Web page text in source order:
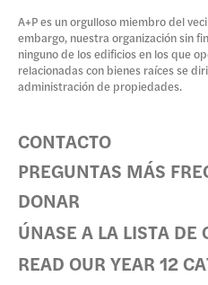
A+P es un orgulloso miembro del
embargo, nuestra organización sin
ninguno de los edificios en los que
relacionadas con bienes raíces se
administración de propiedades.
CONTACTO
PREGUNTAS MÁS
DONAR
ÚNASE A LA LISTA DE
READ OUR YEAR 12